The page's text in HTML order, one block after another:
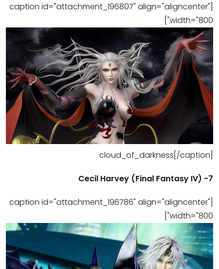
[caption id="attachment_196807" align="aligncenter"
width="800"]
cloud_of_darkness[/caption]
7- Cecil Harvey (Final Fantasy IV)
[caption id="attachment_196786" align="aligncenter"
width="800"]